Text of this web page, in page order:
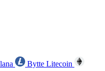
Bytte Litecoin